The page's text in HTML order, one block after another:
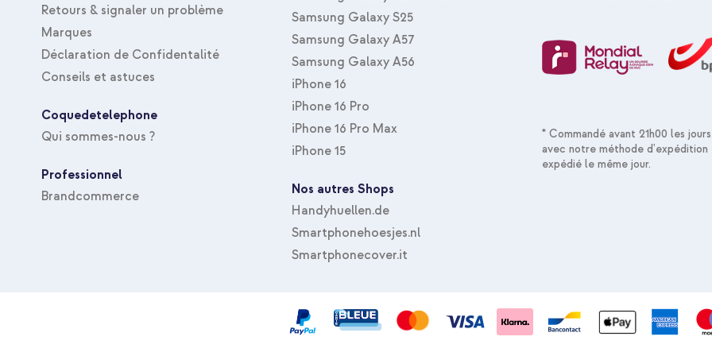
Retours & signaler un problème
Marques
Déclaration de Confidentalité
Conseils et astuces
Coquedetelephone
Qui sommes-nous ?
Professionnel
Brandcommerce
Samsung Galaxy S25
Samsung Galaxy A57
Samsung Galaxy A56
iPhone 16
iPhone 16 Pro
iPhone 16 Pro Max
iPhone 15
Nos autres Shops
Handyhuellen.de
Smartphonehoesjes.nl
Smartphonecover.it
* Commandé avant 21h00 les
avec notre méthode d'expédition
expédié le même jour.